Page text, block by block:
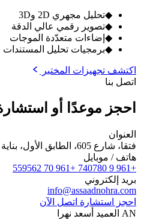
◆تحليل مجهري 2D و3D
◆تصوير رقمي عالي الدقة
◆ إضاءات متعدّدة الموجات
◆برمجيات تحليل المستندات
اكتشف تجهيزات المختبر
اتصل بنا
احجز موعدًا أو
العنوان
فتقا، شارع 605، الطابق الأول، بناية 37، جونية / لبنان
هاتف / موبايل
+961 9 740780
+961 70 559562
بريد إلكتروني
info@assaadnohra.com
احجز استشارة اتصل الآن
AN العميد أسعد نهرا